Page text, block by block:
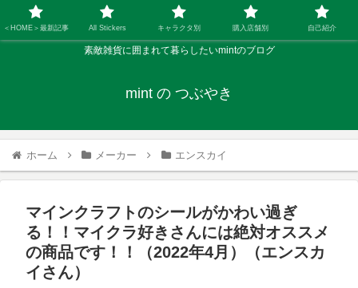
素敵雑貨に囲まれて暮らしたいmintのブログ
mint の つぶやき
ホーム メーカー エンスカイ
マインクラフトのシールがかわい過ぎ
る！！マイクラ好きさんには絶対オススメ
の商品です！！（2022年4月）（エンスカ
イさん）
＜HOME＞最新記事 All Stickers キャラクタ別 購入店舗別 自己紹介